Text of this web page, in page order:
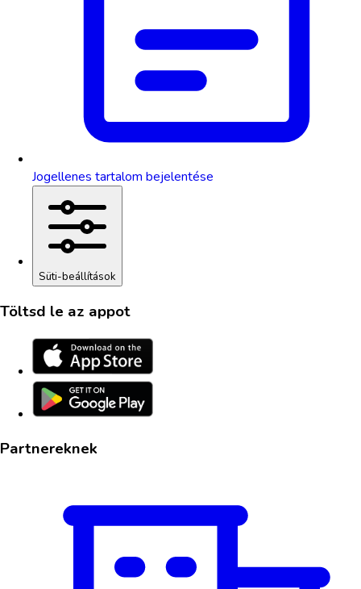
Jogellenes tartalom bejelentése
Süti-beállítások
Töltsd le az appot
Partnereknek